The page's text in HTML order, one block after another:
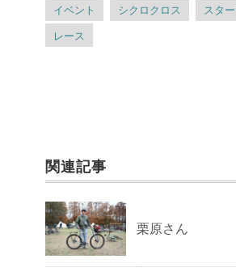
イベント シクロクロス
スタ
レース
関連記事
栗原さん